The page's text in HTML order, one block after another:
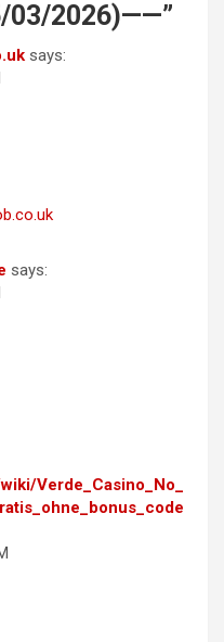
2026)——”
says:
says:
Verde_Casino_No_